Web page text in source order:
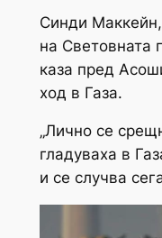
Синди
на Световната
каза пред
ход в Газа.
„Лично се
гладуваха в
и се случва